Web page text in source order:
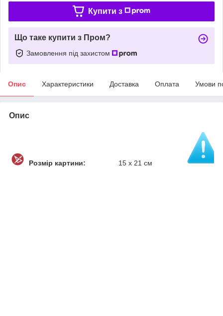
Купити з
Що таке купити з Пром?
Замовлення під захистом
Опис Характеристики Доставка Оплата Умови
Опис
Розмір картини: 15 х 21 см